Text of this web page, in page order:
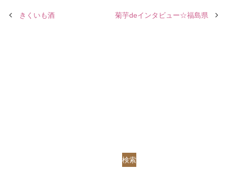
きくいも酒 菊芋deインタビュー☆福島県
検索